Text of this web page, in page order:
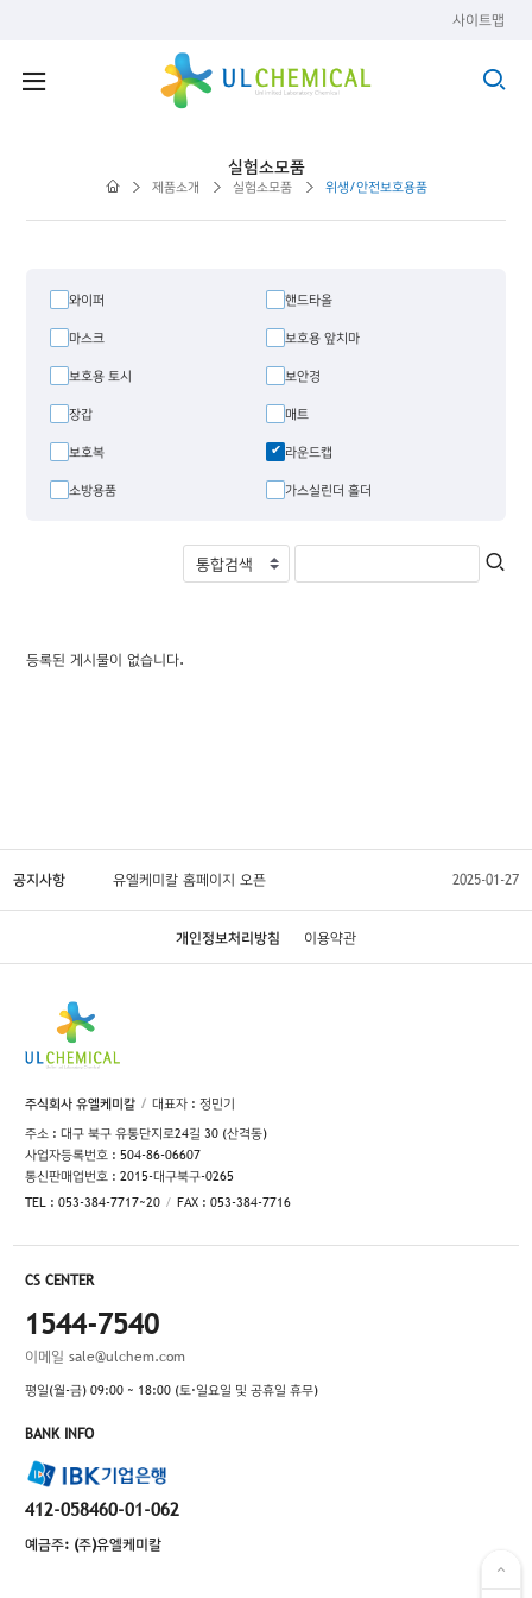
사이트맵
실험소모품
제품소개 실험소모품 위생/안전보호용품
와이퍼
핸드타올
마스크
보호용 앞치마
보호용 토시
보안경
장갑
매트
보호복
라운드캡
소방용품
가스실린더 홀더
등록된 게시물이 없습니다.
공지사항 유엘케미칼 홈페이지 오픈 2025-01-27
개인정보처리방침 이용약관
주식회사 유엘케미칼
대표자 : 정민기
주소 : 대구 북구 유통단지로24길 30 (산격동)
사업자등록번호 : 504-86-06607
통신판매업번호 : 2015-대구북구-0265
TEL : 053-384-7717~20
FAX : 053-384-7716
CS CENTER
1544-7540
이메일 sale@ulchem.com
평일(월-금) 09:00 ~ 18:00 (토·일요일 및 공휴일 휴무)
BANK INFO
412-058460-01-062
예금주: (주)유엘케미칼